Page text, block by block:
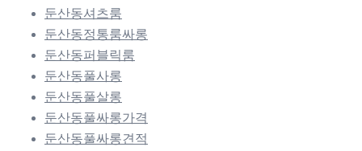
둔산동셔츠룸
둔산동정통룸싸롱
둔산동퍼블릭룸
둔산동풀사롱
둔산동풀살롱
둔산동풀싸롱가격
둔산동풀싸롱견적